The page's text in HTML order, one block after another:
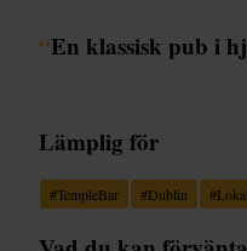
“En klassisk pub i
Lämplig för
#TempleBar #Dublin #